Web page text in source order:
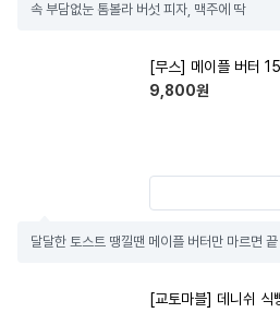
속 부담없눈 톰볼라 버섯 피자, 맥주에 딱
[무스] 메이플 버터
9,800원
달달한 토스트 땡낄땐 메이플 버터만 마르면 끝
[교토마블] 데니쉬 식